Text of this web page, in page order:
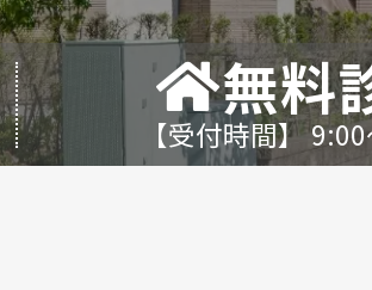
無料
【受付時間】